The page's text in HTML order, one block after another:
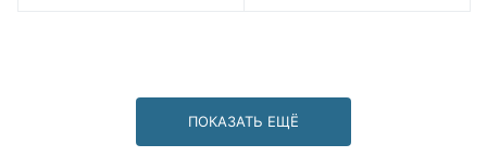
ПОКАЗАТЬ ЕЩЁ